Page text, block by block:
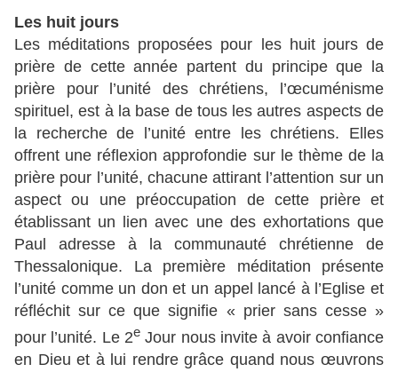
Les huit jours
Les méditations proposées pour les huit jours de
prière de cette année partent du principe que la
prière pour l’unité des chrétiens, l’œcuménisme
spirituel, est à la base de tous les autres aspects de
la recherche de l’unité entre les chrétiens. Elles
offrent une réflexion approfondie sur le thème de la
prière pour l’unité, chacune attirant l’attention sur un
aspect ou une préoccupation de cette prière et
établissant un lien avec une des exhortations que
Paul adresse à la communauté chrétienne de
Thessalonique. La première méditation présente
l’unité comme un don et un appel lancé à l’Eglise et
réfléchit sur ce que signifie « prier sans cesse »
pour l’unité. Le 2e Jour nous invite à avoir confiance
en Dieu et à lui rendre grâce quand nous œuvrons